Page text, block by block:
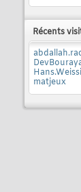
Récents
matjeux